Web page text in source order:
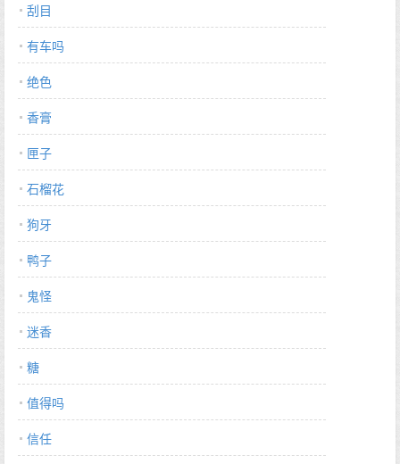
刮目
有车吗
绝色
香膏
匣子
石榴花
狗牙
鸭子
鬼怪
迷香
糖
值得吗
信任